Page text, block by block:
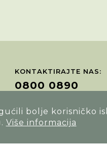
bolje korisničko
Više informacija
KONTAKTIRAJTE NAS:
0800 0890
POTRAŽITE NAS NA: